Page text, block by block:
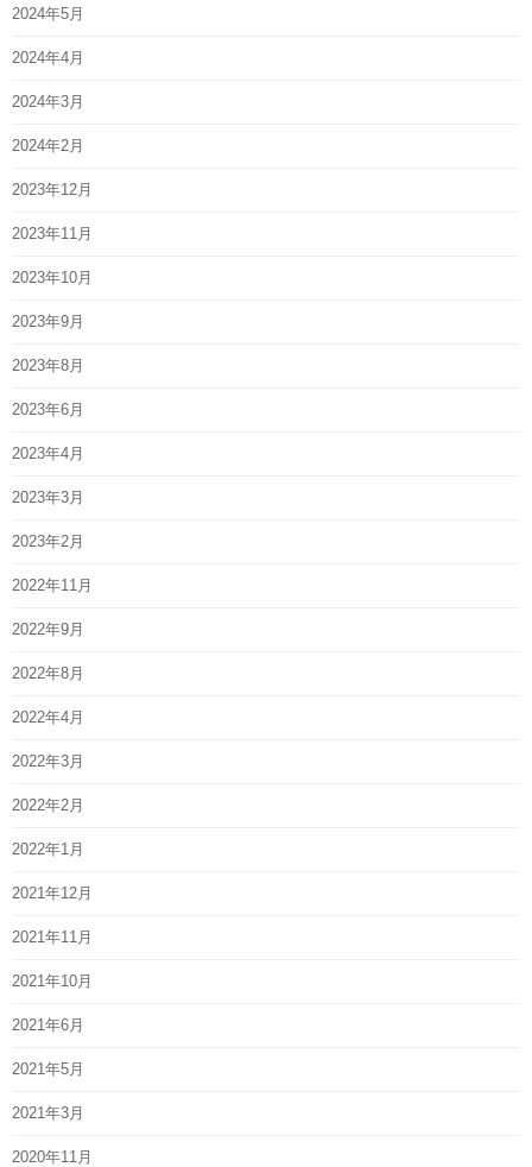
2024年5月
2024年4月
2024年3月
2024年2月
2023年12月
2023年11月
2023年10月
2023年9月
2023年8月
2023年6月
2023年4月
2023年3月
2023年2月
2022年11月
2022年9月
2022年8月
2022年4月
2022年3月
2022年2月
2022年1月
2021年12月
2021年11月
2021年10月
2021年6月
2021年5月
2021年3月
2020年11月